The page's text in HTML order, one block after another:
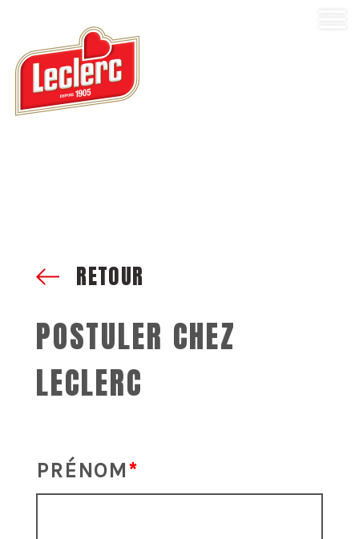
RETOUR
POSTULER CHEZ
LECLERC
PRÉNOM